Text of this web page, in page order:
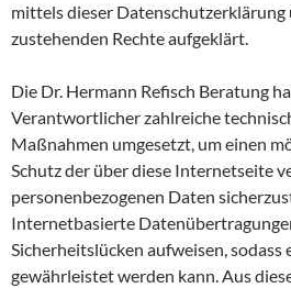
mittels dieser Datenschutzerklärung
zustehenden Rechte aufgeklärt.
Die Dr. Hermann Refisch Beratung
Verantwortlicher zahlreiche
Maßnahmen umgesetzt, um einen
Schutz der über diese Internetseite
personenbezogenen Daten
Internetbasierte
Sicherheitslücken aufweisen,
gewährleistet werden kann. Aus